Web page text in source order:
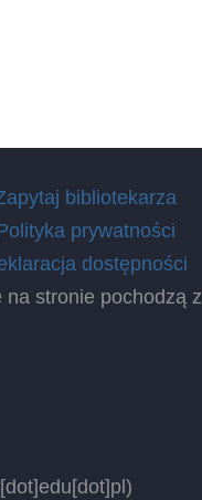
bibliotekarza
prywatności
dostępności
stronie pochodzą z